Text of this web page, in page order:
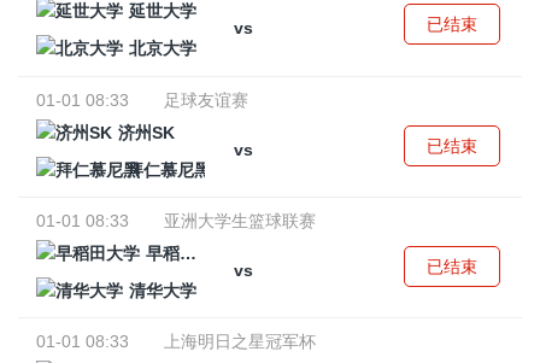
延世大学
vs
北京大学
已结束
01-01 08:33
足球友谊赛
济州SK
vs
拜仁慕尼黑
已结束
01-01 08:33
亚洲大学生篮球联赛
早稻田大学
vs
清华大学
已结束
01-01 08:33
上海明日之星冠军杯